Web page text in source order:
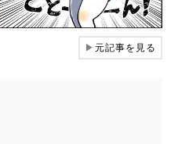
▶元記事を見る